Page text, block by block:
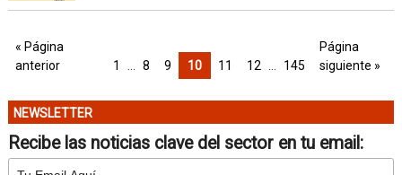
« Página
anterior
1 8 9 10 11 12 145
Página
siguiente »
NEWSLETTER
Recibe las noticias clave del sector en tu email: